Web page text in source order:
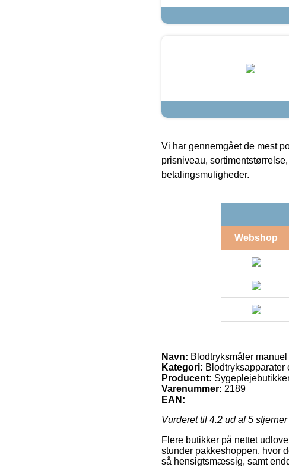
Vi har gennemgået de mest
prisniveau,
betalingsmuligheder.
Webshop
Navn: Blodtryksmåler manuel
Kategori: Blodtryksapparater
Producent:
Varenummer: 2189
EAN:
Vurderet til 4.2 ud af 5
Flere butikker på nettet
stunder pakkeshoppen, hvor
så hensigtsmæssig, samt